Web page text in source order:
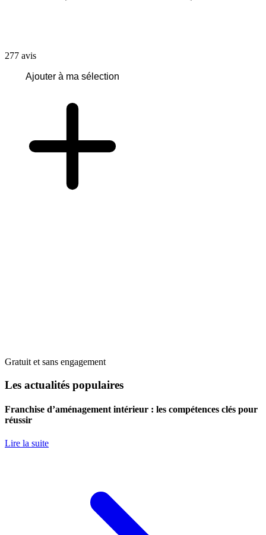
277 avis
Ajouter à ma sélection
Gratuit et sans engagement
Les actualités populaires
Franchise d’aménagement intérieur : les compétences clés pour
réussir
Lire la suite